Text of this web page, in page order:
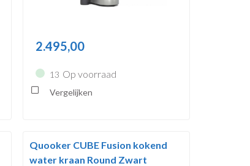
2.495,00
13 Op voorraad
Vergelijken
Quooker CUBE Fusion kokend
water kraan Round Zwart